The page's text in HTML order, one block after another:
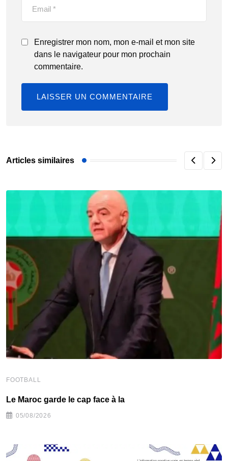
Enregistrer mon nom, mon e-mail et mon site
dans le navigateur pour mon prochain
commentaire.
Articles similaires
FOOTBALL
Le Maroc garde le cap face à la
05/08/2026